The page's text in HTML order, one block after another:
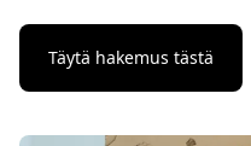
Täytä hakemus tästä